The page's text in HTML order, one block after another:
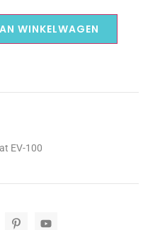
WINKELWAGEN
EV-100